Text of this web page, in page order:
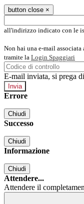
button close ×
all'indirizzo indicato con le
Non hai una e-mail
tramite la Login Spaggiari
E-mail inviata, si prega
Errore
Chiudi
Successo
Chiudi
Informazione
Chiudi
Attendere...
Attendere il